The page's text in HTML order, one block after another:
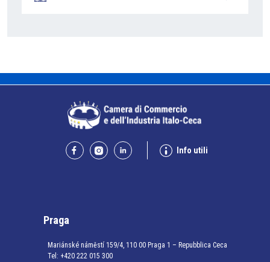
Info utili
Praga
Mariánské náměstí 159/4, 110 00 Praga 1 – Repubblica Ceca
Tel: +420 222 015 300